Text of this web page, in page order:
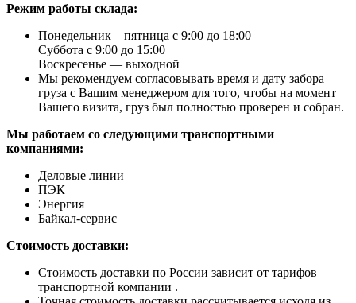
Режим работы склада:
Понедельник – пятница с 9:00 до 18:00
Суббота с 9:00 до 15:00
Воскресенье — выходной
Мы рекомендуем согласовывать время и дату забора
груза с Вашим менеджером для того, чтобы на момент
Вашего визита, груз был полностью проверен и собран.
Мы работаем со следующими транспортными
компаниями:
Деловые линии
ПЭК
Энергия
Байкал-сервис
Стоимость доставки:
Стоимость доставки по России зависит от тарифов
транспортной компании .